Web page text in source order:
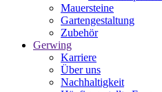
Mauersteine
Gartengestaltung
Zubehör
Gerwing
Karriere
Über uns
Nachhaltigkeit